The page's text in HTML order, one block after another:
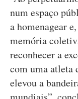
num espaço
a homenagear
memória
reconhecer a
com uma atleta
elevou a